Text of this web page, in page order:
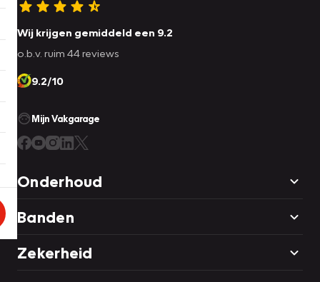
Wij krijgen gemiddeld een 9.2
o.b.v. ruim 44 reviews
9.2/10
Mijn Vakgarage
Onderhoud
Banden
Zekerheid